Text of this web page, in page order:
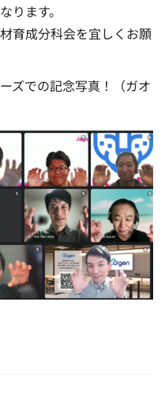
ります。
育成分科会を宜しくお願
ズでの記念写真！（ガオ